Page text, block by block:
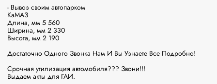
- Вывоз своим автопарком
КаМАЗ
Длина, мм 5 560
Ширина, мм 2 330
Высота, мм 2 190
Достаточно Одного Звонка Нам И Вы Узнаете Все Подробно!
Срочная утилизация автомобиля??? Звони!!!
Выдаем акты для ГАИ.